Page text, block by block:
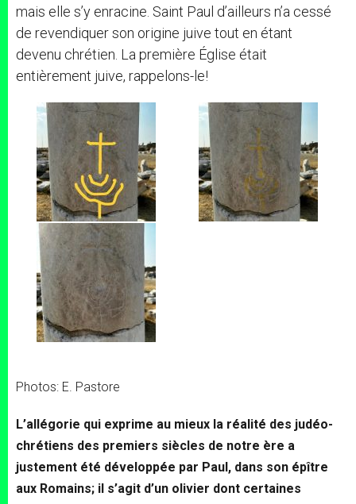
mais elle s’y enracine. Saint Paul d’ailleurs n’a cessé
de revendiquer son origine juive tout en étant
devenu chrétien. La première Église était
entièrement juive, rappelons-le!
Photos: E. Pastore
L’allégorie qui exprime au mieux la réalité des judéo-
chrétiens des premiers siècles de notre ère a
justement été développée par Paul, dans son épître
aux Romains; il s’agit d’un olivier dont certaines